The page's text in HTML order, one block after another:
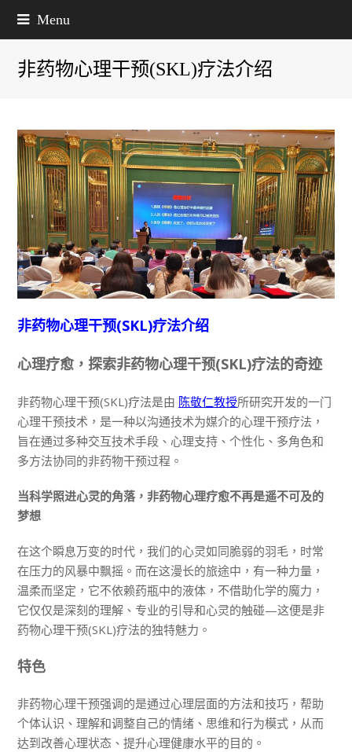
Menu
非药物心理干预(SKL)疗法介绍
非药物心理干预(SKL)疗法介绍
心理疗愈，探索非药物心理干预(SKL)疗法的奇迹
非药物心理干预(SKL)疗法是由 陈敬仁教授所研究开发的一门
心理干预技术，是一种以沟通技术为媒介的心理干预疗法，
旨在通过多种交互技术手段、心理支持、个性化、多角色和
多方法协同的非药物干预过程。
当科学照进心灵的角落， 非药物心理疗愈不再是遥不可及的
梦想
在这个瞬息万变的时代，我们的心灵如同脆弱的羽毛，时常
在压力的风暴中飘摇。而在这漫长的旅途中，有一种力量，
温柔而坚定，它不依赖药瓶中的液体，不借助化学的魔力，
它仅仅是深刻的理解、专业的引导和心灵的触碰—这便是非
药物心理干预(SKL)疗法的独特魅力。
特色
非药物心理干预强调的是通过心理层面的方法和技巧，帮助
个体认识、理解和调整自己的情绪、思维和行为模式，从而
达到改善心理状态、提升心理健康水平的目的。